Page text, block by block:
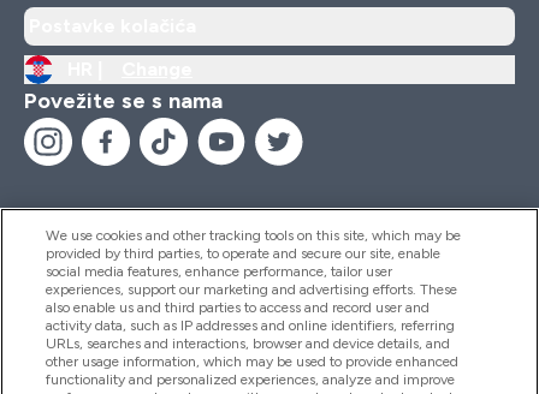
Povežite se s nama
Pomoć I Informacije
Proizvodi
We use cookies and other tracking tools on this site, which may be
provided by third parties, to operate and secure our site, enable
social media features, enhance performance, tailor user
experiences, support our marketing and advertising efforts. These
also enable us and third parties to access and record user and
activity data, such as IP addresses and online identifiers, referring
URLs, searches and interactions, browser and device details, and
other usage information, which may be used to provide enhanced
functionality and personalized experiences, analyze and improve